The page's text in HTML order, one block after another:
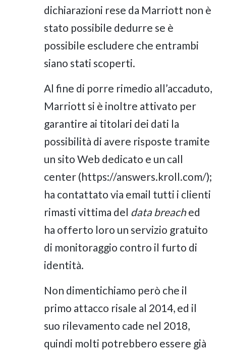
dichiarazioni rese da Marriott non è
stato possibile dedurre se è
possibile escludere che entrambi
siano stati scoperti.
Al fine di porre rimedio all’accaduto,
Marriott si è inoltre attivato per
garantire ai titolari dei dati la
possibilità di avere risposte tramite
un sito Web dedicato e un call
center (https://answers.kroll.com/);
ha contattato via email tutti i clienti
rimasti vittima del data breached
ha offerto loro un servizio gratuito
di monitoraggio contro il furto di
identità.
Non dimentichiamo però che il
primo attacco risale al 2014, ed il
suo rilevamento cade nel 2018,
quindi molti potrebbero essere già